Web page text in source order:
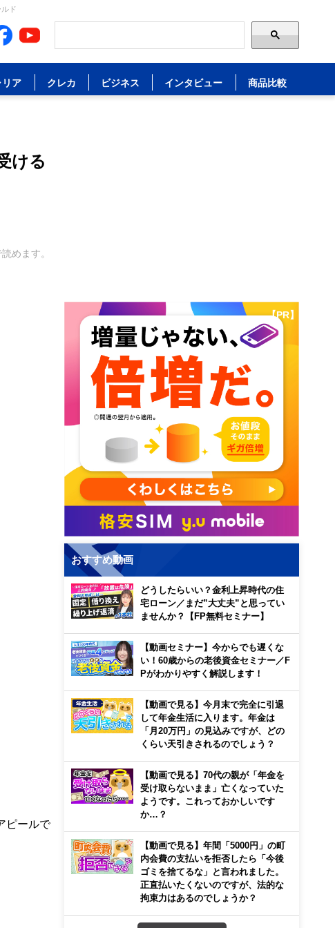
ド
リア クレカ ビジネス インタビュー 商品比較
ける
めます。
ピールで
【PR】
おすすめ動画
どうしたらいい？金利上昇時代の住
宅ローン／まだ”大丈夫”と思ってい
ませんか？【FP無料セミナー】
【動画セミナー】今からでも遅くな
い！60歳からの老後資金セミナー／F
Pがわかりやすく解説します！
【動画で見る】今月末で完全に引退
して年金生活に入ります。年金は
「月20万円」の見込みですが、どの
くらい天引きされるのでしょう？
【動画で見る】70代の親が「年金を
受け取らないまま」亡くなっていた
ようです。これっておかしいです
か…？
【動画で見る】年間「5000円」の町
内会費の支払いを拒否したら「今後
ゴミを捨てるな」と言われました。
正直払いたくないのですが、法的な
拘束力はあるのでしょうか？